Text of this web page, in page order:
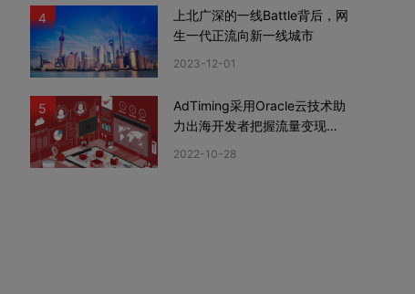
4
上北广深的一线Battle背后，网
生一代正流向新一线城市
2023-12-01
5
AdTiming采用Oracle云技术助
力出海开发者把握流量变现新
2022-10-28